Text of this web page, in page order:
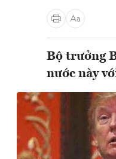
Bộ trưởng
nước này